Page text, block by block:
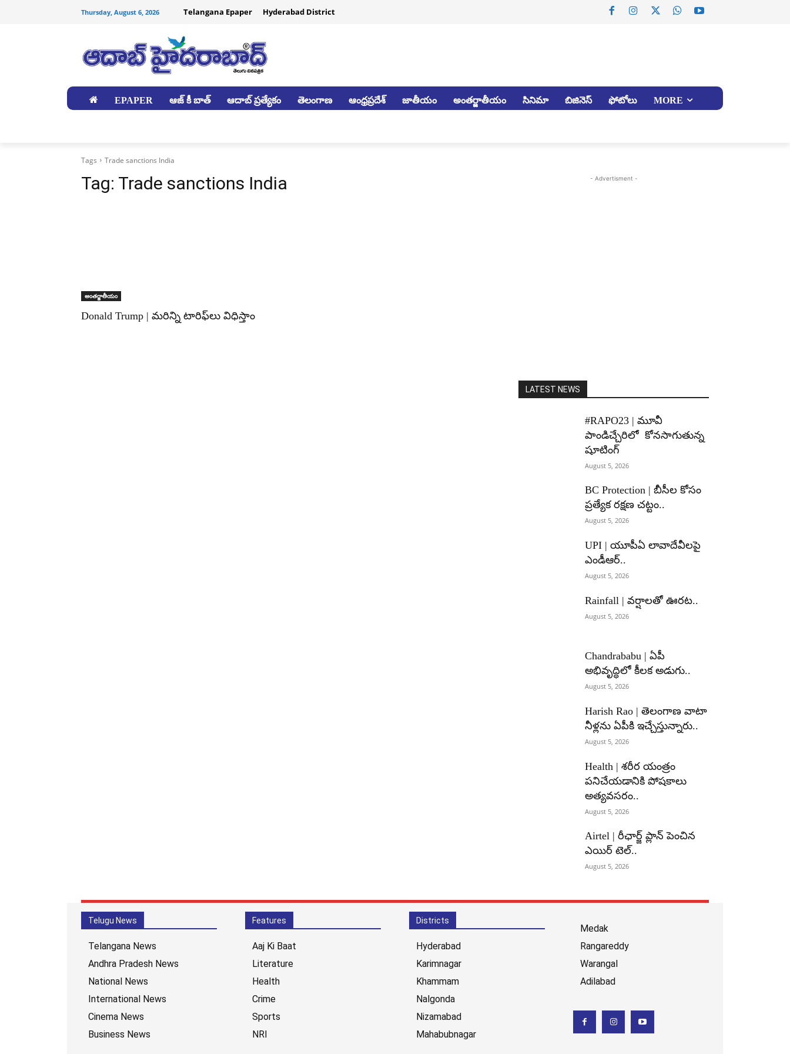
Thursday, August 6, 2026 Telangana Epaper Hyderabad District
EPAPER ఆజ్ కీ బాత్ ఆదాబ్ ప్రత్యేకం తెలంగాణ ఆంధ్రప్రదేశ్ జాతీయం అంతర్జాతీయం సినిమా బిజినెస్ ఫోటోలు MORE
Tags Trade sanctions India
Tag: Trade sanctions India
అంతర్జాతీయం
Donald Trump | మరిన్ని టారిఫ్‌లు విధిస్తాం
- Advertisment -
LATEST NEWS
#RAPO23 | మూవీ
పాండిచ్చేరిలో కోనసాగుతున్న
షూటింగ్
August 5, 2026
BC Protection | బీసీల కోసం
ప్రత్యేక రక్షణ చట్టం..
August 5, 2026
UPI | యూపీఏ లావాదేవీలపై
ఎండీఆర్..
August 5, 2026
Rainfall | వర్షాలతో ఊరట..
August 5, 2026
Chandrababu | ఏపీ
అభివృద్ధిలో కీలక అడుగు..
August 5, 2026
Harish Rao | తెలంగాణ వాటా
నీళ్లను ఏపీకి ఇచ్చేస్తున్నారు..
August 5, 2026
Health | శరీర యంత్రం
పనిచేయడానికి పోషకాలు
అత్యవసరం..
August 5, 2026
Airtel | రీఛార్జ్ ప్లాన్ పెంచిన
ఎయిర్ టెల్..
August 5, 2026
Telugu News
Telangana News
Andhra Pradesh News
National News
International News
Cinema News
Business News
Features
Aaj Ki Baat
Literature
Health
Crime
Sports
NRI
Districts
Hyderabad
Karimnagar
Khammam
Nalgonda
Nizamabad
Mahabubnagar
Medak
Rangareddy
Warangal
Adilabad